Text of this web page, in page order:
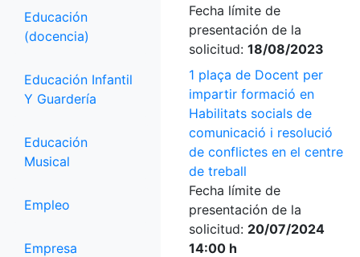
Educación
(docencia)
Educación Infantil
Y Guardería
Educación
Musical
Empleo
Empresa
Fecha límite de
presentación de la
solicitud: 18/08/2023
1 plaça de Docent per
impartir formació en
Habilitats socials de
comunicació i resolució
de conflictes en el centre
de treball
Fecha límite de
presentación de la
solicitud: 20/07/2024
14:00 h